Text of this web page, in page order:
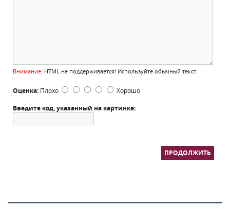
Внимание: HTML не поддерживается! Используйте обычный текст.
Оценка: Плохо Хорошо
Введите код, указанный на картинке:
ПРОДОЛЖИТЬ